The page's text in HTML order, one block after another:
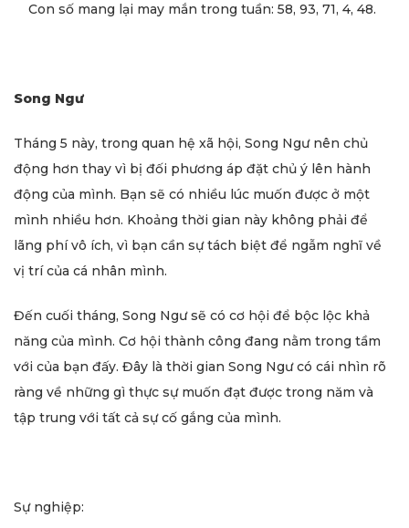
Con số mang lại may mắn trong tuần: 58, 93, 71, 4, 48.
Song Ngư
Tháng 5 này, trong quan hệ xã hội, Song Ngư nên chủ
động hơn thay vì bị đối phương áp đặt chủ ý lên hành
động của mình. Bạn sẽ có nhiều lúc muốn được ở một
mình nhiều hơn. Khoảng thời gian này không phải để
lãng phí vô ích, vì bạn cần sự tách biệt để ngẫm nghĩ về
vị trí của cá nhân mình.
Đến cuối tháng, Song Ngư sẽ có cơ hội để bộc lộc khả
năng của mình. Cơ hội thành công đang nằm trong tầm
với của bạn đấy. Đây là thời gian Song Ngư có cái nhìn rõ
ràng về những gì thực sự muốn đạt được trong năm và
tập trung với tất cả sự cố gắng của mình.
Sự nghiệp: